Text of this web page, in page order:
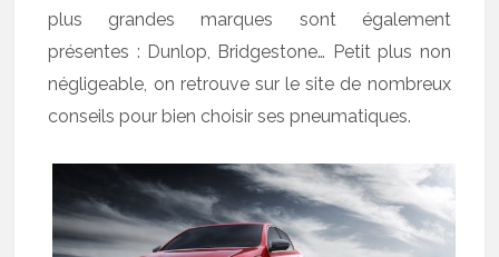
plus grandes marques sont également
présentes : Dunlop, Bridgestone… Petit plus non
négligeable, on retrouve sur le site de nombreux
conseils pour bien choisir ses pneumatiques.